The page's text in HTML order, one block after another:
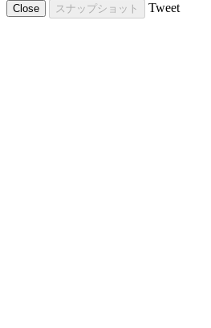
Close スナップショット Tweet